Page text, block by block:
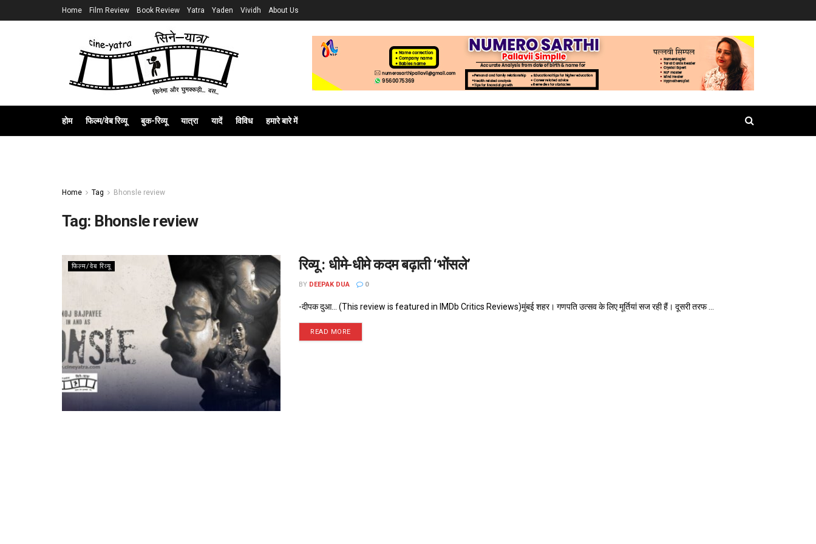
Home Film Review Book Review Yatra Yaden Vividh About Us
होम फिल्म/वेब रिव्यू बुक-रिव्यू यात्रा यादें विविध हमारे बारे में
Home Tag Bhonsle review
Tag: Bhonsle review
फिल्म/वेब रिव्यू रिव्यू : धीमे-धीमे कदम बढ़ाती ‘भोंसले’
BY DEEPAK DUA 0
-दीपक दुआ... (This review is featured in IMDb Critics Reviews)मुंबई शहर। गणपति उत्सव के लिए मूर्तियां सज रही हैं। दूसरी तरफ ...
READ MORE